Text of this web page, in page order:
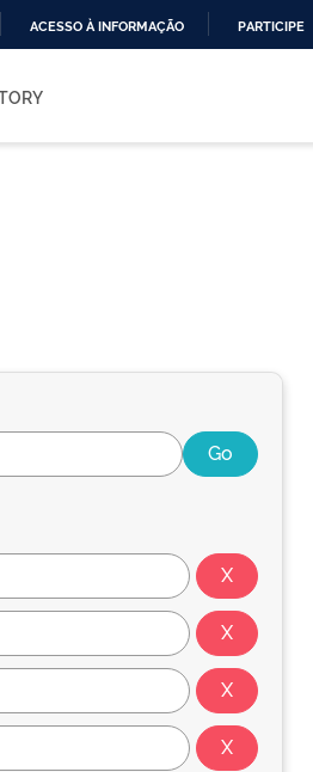
ACESSO À INFORMAÇÃO PARTICIPE